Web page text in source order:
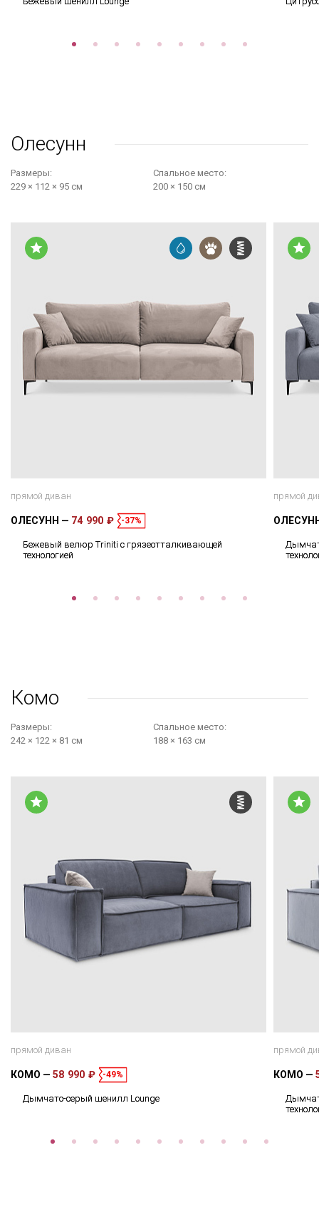
Олесунн
Размеры:
229 × 112 × 95 см
Cпальное место:
200 × 150 см
прямой диван
ОЛЕСУНН 74 990 ₽ -37%
Бежевый велюр Triniti с грязеотталкивающей
технологией
прямой
Комо
Размеры:
242 × 122 × 81 см
Cпальное место:
188 × 163 см
прямой диван
КОМО 58 990 ₽ -49%
Дымчато-серый шенилл Lounge
прямой
КОМО